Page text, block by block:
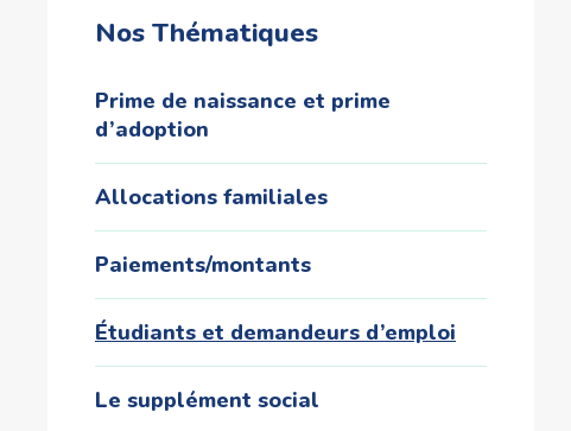
Nos Thématiques
Prime de naissance et prime
d’adoption
Allocations familiales
Paiements/montants
Étudiants et demandeurs d’emploi
Le supplément social